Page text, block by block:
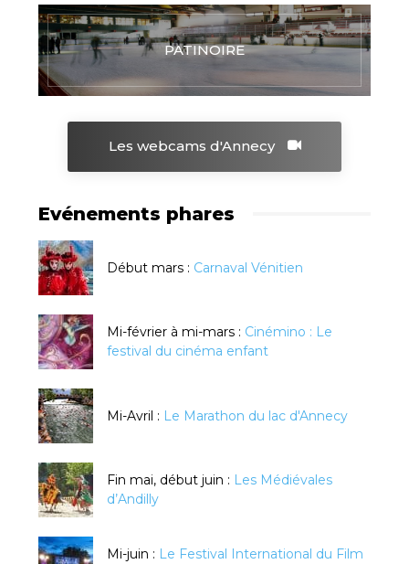
PATINOIRE
Les webcams d'Annecy
Evénements phares
Début mars : Carnaval Vénitien
Mi-février à mi-mars : Cinémino : Le
festival du cinéma enfant
Mi-Avril : Le Marathon du lac d'Annecy
Fin mai, début juin : Les Médiévales
d’Andilly
Mi-juin : Le Festival International du Film